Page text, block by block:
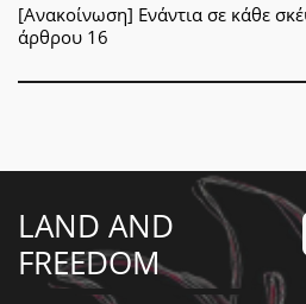
[Ανακοίνωση] Ενάντια σε κάθε
άρθρου 16
LAND AND
FREEDOM